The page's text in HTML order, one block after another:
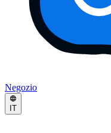
Negozio
IT